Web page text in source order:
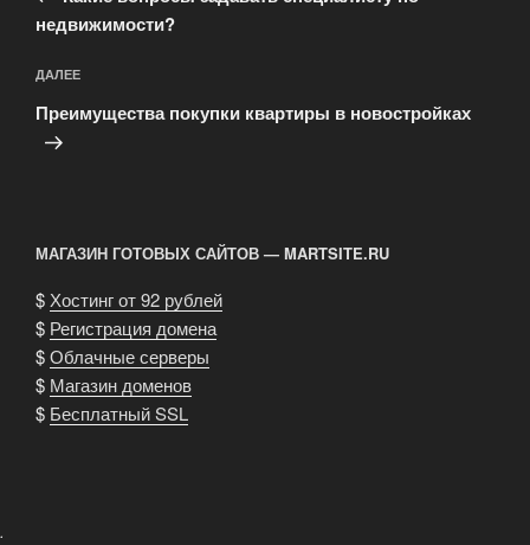
недвижимости?
Следующая
запись
ДАЛЕЕ
Преимущества покупки квартиры в новостройках
МАГАЗИН ГОТОВЫХ САЙТОВ — MARTSITE.RU
$ Хостинг от 92 рублей
$ Регистрация домена
$Облачные серверы
$ Магазин доменов
$ Бесплатный SSL
.